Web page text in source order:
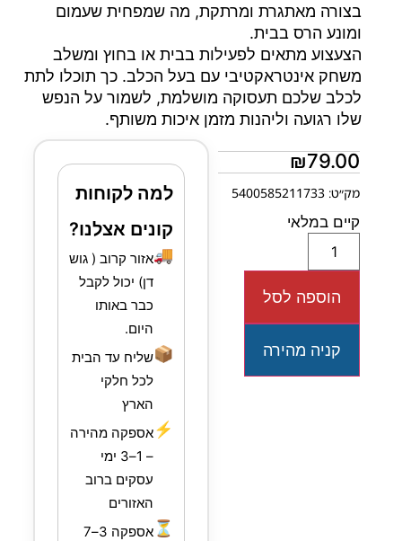
בצורה מאתגרת ומרתקת, מה שמפחית שעמום
ומונע הרס בבית.
הצעצוע מתאים לפעילות בבית או בחוץ ומשלב
משחק אינטראקטיבי עם בעל הכלב. כך תוכלו לתת
לכלב שלכם תעסוקה מושלמת, לשמור על הנפש
שלו רגועה וליהנות מזמן איכות משותף.
₪79.00
מק״ט: 5400585211733
קיים במלאי
הוספה לסל
קניה מהירה
למה לקוחות
קונים אצלנו?
🚚אזור קרוב ( גוש
דן) יכול לקבל
כבר באותו
היום.
📦שליח עד הבית
לכל חלקי
הארץ
⚡אספקה מהירה
– 1–3 ימי
עסקים ברוב
האזורים
⏳
אספקה 3–7